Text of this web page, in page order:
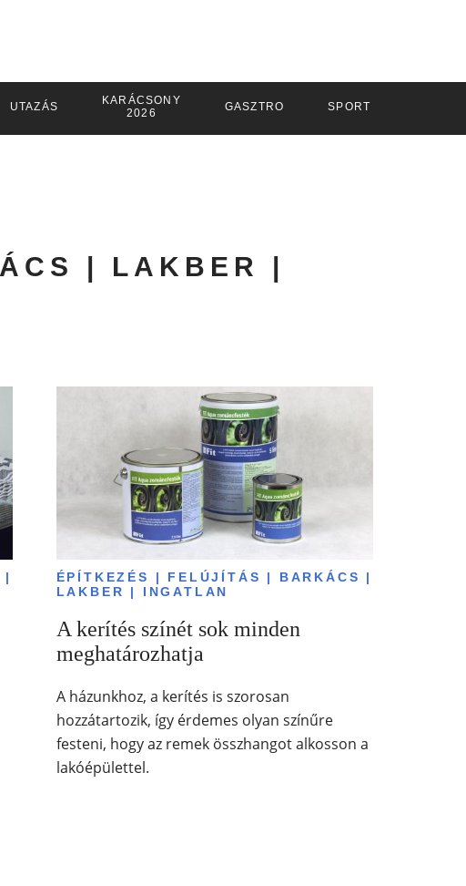
UTAZÁS
KARÁCSONY
2026
GASZTRO SPORT
| LAKBER |
|
ÉPÍTKEZÉS | FELÚJÍTÁS | BARKÁCS |
LAKBER | INGATLAN
A kerítés színét sok minden
meghatározhatja
A házunkhoz, a kerítés is szorosan
hozzátartozik, így érdemes olyan színűre
festeni, hogy az remek összhangot alkosson a
lakóépülettel.